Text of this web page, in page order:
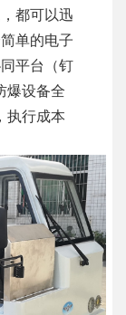
都可以迅
单的电子
平台（钉
爆设备全
执行成本